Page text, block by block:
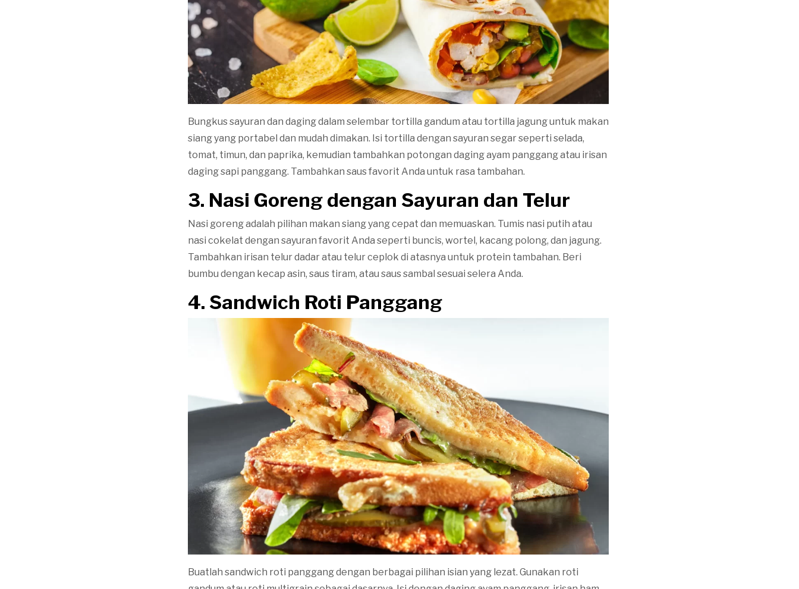
Bungkus sayuran dan daging dalam selembar tortilla gandum atau tortilla jagung untuk makan
siang yang portabel dan mudah dimakan. Isi tortilla dengan sayuran segar seperti selada,
tomat, timun, dan paprika, kemudian tambahkan potongan daging ayam panggang atau irisan
daging sapi panggang. Tambahkan saus favorit Anda untuk rasa tambahan.
3. Nasi Goreng dengan Sayuran dan Telur
Nasi goreng adalah pilihan makan siang yang cepat dan memuaskan. Tumis nasi putih atau
nasi cokelat dengan sayuran favorit Anda seperti buncis, wortel, kacang polong, dan jagung.
Tambahkan irisan telur dadar atau telur ceplok di atasnya untuk protein tambahan. Beri
bumbu dengan kecap asin, saus tiram, atau saus sambal sesuai selera Anda.
4. Sandwich Roti Panggang
Buatlah sandwich roti panggang dengan berbagai pilihan isian yang lezat. Gunakan roti